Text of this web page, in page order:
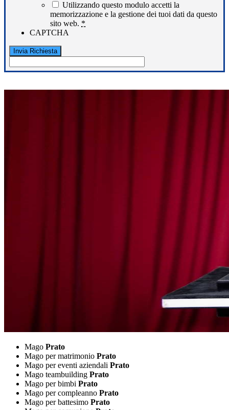
Utilizzando questo modulo accetti la
memorizzazione e la gestione dei tuoi dati da questo
sito web. *
CAPTCHA
Mago Prato
Mago per matrimonio Prato
Mago per eventi aziendali Prato
Mago teambuilding Prato
Mago per bimbi Prato
Mago per compleanno Prato
Mago per battesimo Prato